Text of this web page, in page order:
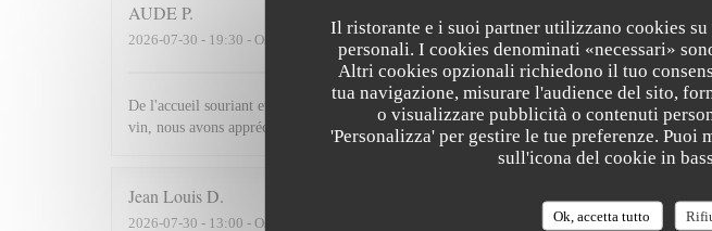
Il ristorante e i suoi partner utilizzano cookies
personali. I cookies denominati «necessari»
Altri cookies opzionali richiedono il tuo
tua navigazione, misurare l'audience del sito,
o visualizzare pubblicità o contenuti
'Personalizza' per gestire le tue preferenze.
sull'icona del cookie in
Ok, accetta tutto
AUDEP
2026-07-30 - 19:30 - Ospiti 2 Servizio
De l'accueil souriant et chaleureux comme à la maison jusqu'à la qualité et la présentation de
vin, nous avons apprécié ce dîner et souhaitons revenir. Bravo & merci +++
Jean LouisD
2026-07-30 - 13:00 - Ospiti 2 Servizio : 5/5